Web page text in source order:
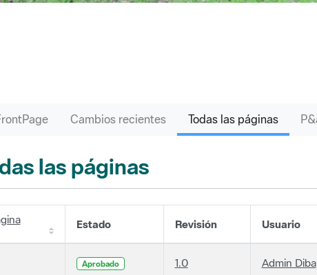
Cambios recientes Todas las páginas
las páginas
Estado Revisión Usuario
Aprobado 1.0 Admin Diba